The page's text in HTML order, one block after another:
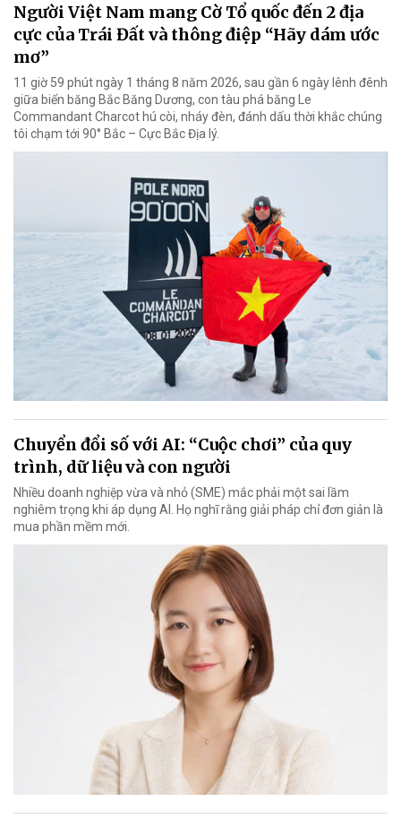
Người Việt Nam mang Cờ Tổ quốc đến 2 địa
cực của Trái Đất và thông điệp “Hãy dám ước
mơ”
11 giờ 59 phút ngày 1 tháng 8 năm 2026, sau gần 6 ngày lênh đênh
giữa biển băng Bắc Băng Dương, con tàu phá băng Le
Commandant Charcot hú còi, nháy đèn, đánh dấu thời khắc chúng
tôi chạm tới 90° Bắc – Cực Bắc Địa lý.
Chuyển đổi số với AI: “Cuộc chơi” của quy
trình, dữ liệu và con người
Nhiều doanh nghiệp vừa và nhỏ (SME) mắc phải một sai lầm
nghiêm trọng khi áp dụng AI. Họ nghĩ rằng giải pháp chỉ đơn giản là
mua phần mềm mới.